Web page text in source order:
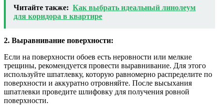
Читайте также: Как выбрать идеальный линолеум
для коридора в квартире
2. Выравнивание поверхности:
Если на поверхности обоев есть неровности или мелкие
трещины, рекомендуется провести выравнивание. Для этого
используйте шпатлевку, которую равномерно распределите по
поверхности и аккуратно отровняйте. После высыхания
шпатлевки проведите шлифовку для получения ровной
поверхности.